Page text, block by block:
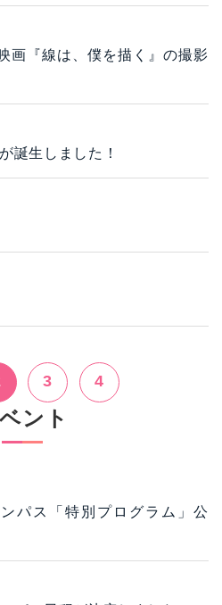
画『線は、僕を描く』の撮影
誕生しました！
3 4
ント
パス「特別プログラム」公